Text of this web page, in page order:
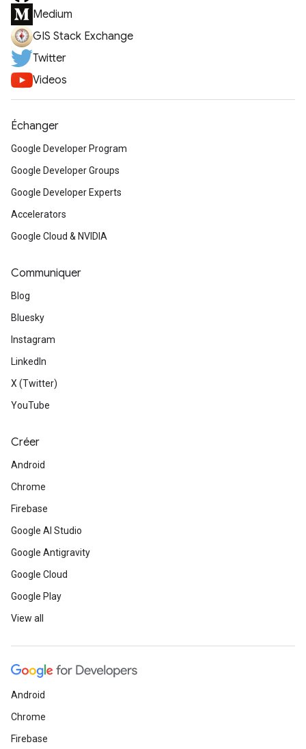
Medium
GIS Stack Exchange
Twitter
Videos
Échanger
Google Developer Program
Google Developer Groups
Google Developer Experts
Accelerators
Google Cloud & NVIDIA
Communiquer
Blog
Bluesky
Instagram
LinkedIn
X (Twitter)
YouTube
Créer
Android
Chrome
Firebase
Google AI Studio
Google Antigravity
Google Cloud
Google Play
View all
Android
Chrome
Firebase